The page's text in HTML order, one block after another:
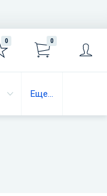
0 0
Еще...